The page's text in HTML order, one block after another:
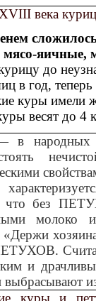
века
яичные,
до
в год, теперь
куры имели
весят до 4
в народных
что без
молоко
«Держи
и
выбрасывают